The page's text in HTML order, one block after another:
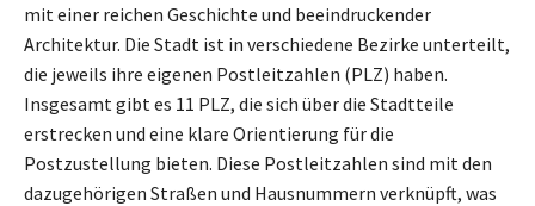
mit einer reichen Geschichte und beeindruckender
Architektur. Die Stadt ist in verschiedene Bezirke unterteilt,
die jeweils ihre eigenen Postleitzahlen (PLZ) haben.
Insgesamt gibt es 11 PLZ, die sich über die Stadtteile
erstrecken und eine klare Orientierung für die
Postzustellung bieten. Diese Postleitzahlen sind mit den
dazugehörigen Straßen und Hausnummern verknüpft, was